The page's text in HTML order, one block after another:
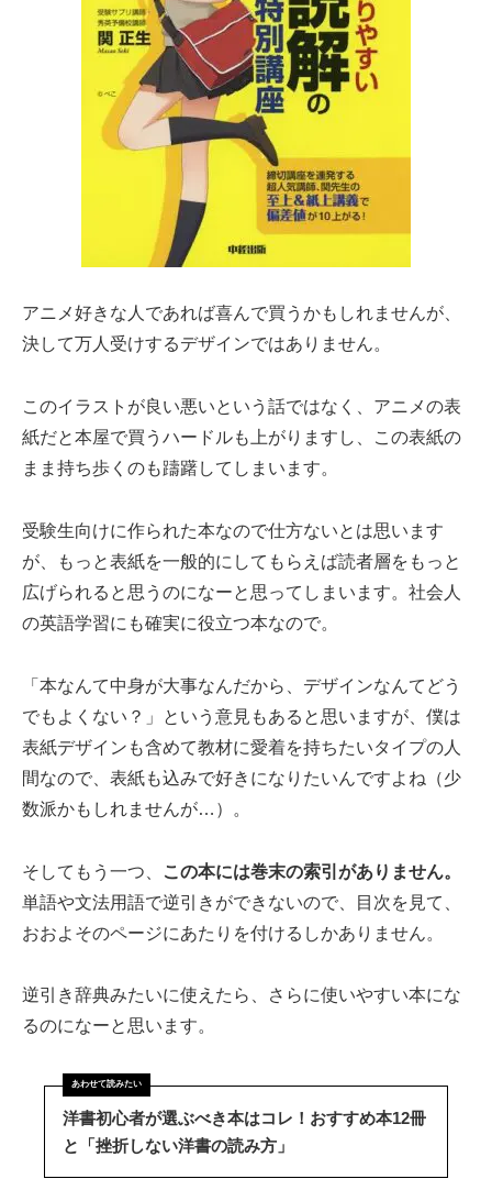
アニメ好きな人であれば喜んで買うかもしれませんが、
決して万人受けするデザインではありません。
このイラストが良い悪いという話ではなく、アニメの表
紙だと本屋で買うハードルも上がりますし、この表紙の
まま持ち歩くのも躊躇してしまいます。
受験生向けに作られた本なので仕方ないとは思います
が、もっと表紙を一般的にしてもらえば読者層をもっと
広げられると思うのになーと思ってしまいます。社会人
の英語学習にも確実に役立つ本なので。
「本なんて中身が大事なんだから、デザインなんてどう
でもよくない？」という意見もあると思いますが、僕は
表紙デザインも含めて教材に愛着を持ちたいタイプの人
間なので、表紙も込みで好きになりたいんですよね（少
数派かもしれませんが…）。
そしてもう一つ、
この本には巻末の索引がありません。
単語や文法用語で逆引きができないので、目次を見て、
おおよそのページにあたりを付けるしかありません。
逆引き辞典みたいに使えたら、さらに使いやすい本にな
るのになーと思います。
洋書初心者が選ぶべき本はコレ！おすすめ本12冊
と「挫折しない洋書の読み方」